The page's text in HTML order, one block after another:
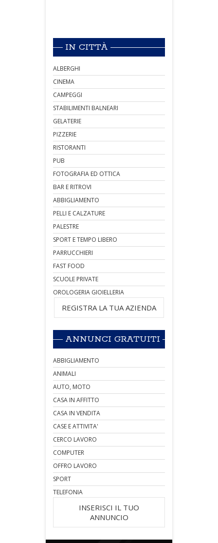
IN CITTÀ
ALBERGHI
CINEMA
CAMPEGGI
STABILIMENTI BALNEARI
GELATERIE
PIZZERIE
RISTORANTI
PUB
FOTOGRAFIA ED OTTICA
BAR E RITROVI
ABBIGLIAMENTO
PELLI E CALZATURE
PALESTRE
SPORT E TEMPO LIBERO
PARRUCCHIERI
FAST FOOD
SCUOLE PRIVATE
OROLOGERIA GIOIELLERIA
REGISTRA LA TUA AZIENDA
ANNUNCI GRATUITI
ABBIGLIAMENTO
ANIMALI
AUTO, MOTO
CASA IN AFFITTO
CASA IN VENDITA
CASE E ATTIVITA'
CERCO LAVORO
COMPUTER
OFFRO LAVORO
SPORT
TELEFONIA
INSERISCI IL TUO
ANNUNCIO